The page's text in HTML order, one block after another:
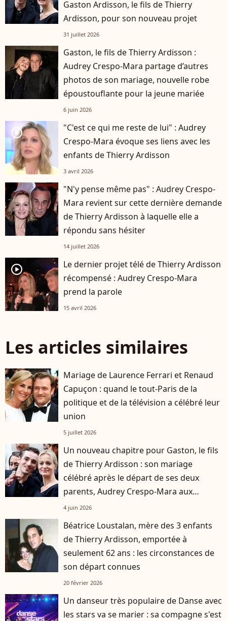
Gaston Ardisson, le fils de Thierry
Ardisson, pour son nouveau projet
31 juillet 2026
Gaston, le fils de Thierry Ardisson :
Audrey Crespo-Mara partage d’autres
photos de son mariage, nouvelle robe
époustouflante pour la jeune mariée
6 juin 2026
player2
"C'est ce qui me reste de lui" : Audrey
Crespo-Mara évoque ses liens avec les
enfants de Thierry Ardisson
3 avril 2026
"N'y pense même pas" : Audrey Crespo-
Mara revient sur cette dernière demande
de Thierry Ardisson à laquelle elle a
répondu sans hésiter
14 juillet 2026
player2
Le dernier projet télé de Thierry Ardisson
récompensé : Audrey Crespo-Mara
prend la parole
15 avril 2026
Les articles similaires
Mariage de Laurence Ferrari et Renaud
Capuçon : quand le tout-Paris de la
politique et de la télévision a célébré leur
union
5 juillet 2026
Un nouveau chapitre pour Gaston, le fils
de Thierry Ardisson : son mariage
célébré après le départ de ses deux
parents, Audrey Crespo-Mara aux
premières loges
4 juin 2026
Béatrice Loustalan, mère des 3 enfants
de Thierry Ardisson, emportée à
seulement 62 ans : les circonstances de
son départ connues
20 février 2026
Un danseur très populaire de Danse avec
les stars va se marier : sa compagne s'est